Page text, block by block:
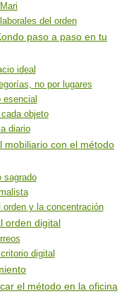
del orden
paso a paso en tu
ideal
no por lugares
esencial
objeto
diario
mobiliario con el método
sagrado
y la concentración
orden digital
digital
el método en la oficina